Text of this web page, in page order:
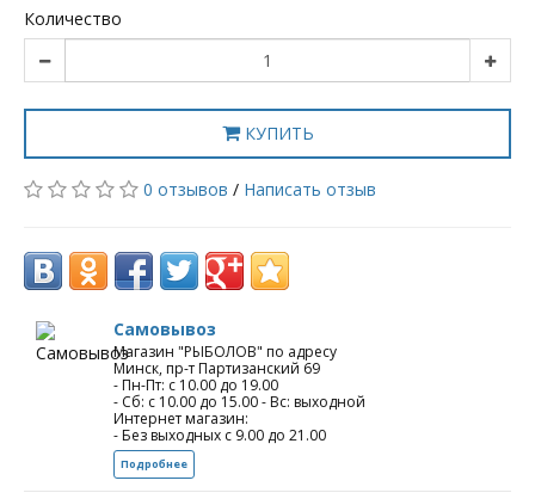
Количество
КУПИТЬ
0 отзывов / Написать отзыв
Самовывоз
Магазин "РЫБОЛОВ" по адресу
Минск, пр-т Партизанский 69
- Пн-Пт: с 10.00 до 19.00
- Сб: с 10.00 до 15.00 - Вс: выходной
Интернет магазин:
- Без выходных с 9.00 до 21.00
Подробнее